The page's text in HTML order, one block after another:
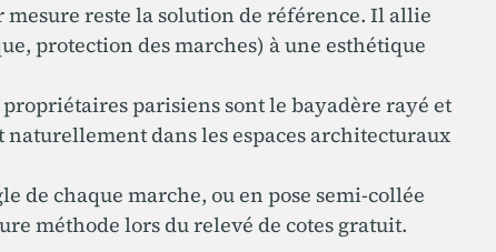
reste la solution de référence. Il allie
protection des marches) à une esthétique
parisiens sont le bayadère rayé et
dans les espaces architecturaux
de chaque marche, ou en pose semi-collée
méthode lors du relevé de cotes gratuit.